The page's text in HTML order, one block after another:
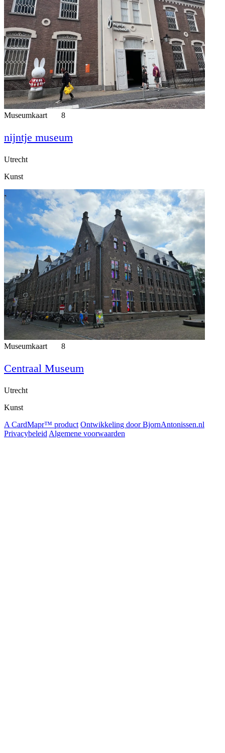
Museumkaart 8
nijntje museum
Utrecht
Kunst
Museumkaart 8
Centraal Museum
Utrecht
Kunst
A CardMapr™ product Ontwikkeling door BjornAntonissen.nl
Privacybeleid Algemene voorwaarden